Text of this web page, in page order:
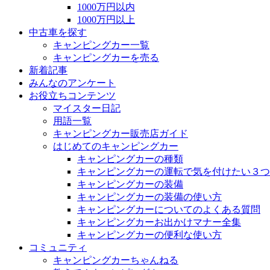
1000万円以内
1000万円以上
中古車を探す
キャンピングカー一覧
キャンピングカーを売る
新着記事
みんなのアンケート
お役立ちコンテンツ
マイスター日記
用語一覧
キャンピングカー販売店ガイド
はじめてのキャンピングカー
キャンピングカーの種類
キャンピングカーの運転で気を付けたい３
キャンピングカーの装備
キャンピングカーの装備の使い方
キャンピングカーについてのよくある質問
キャンピングカーお出かけマナー全集
キャンピングカーの便利な使い方
コミュニティ
キャンピングカーちゃんねる